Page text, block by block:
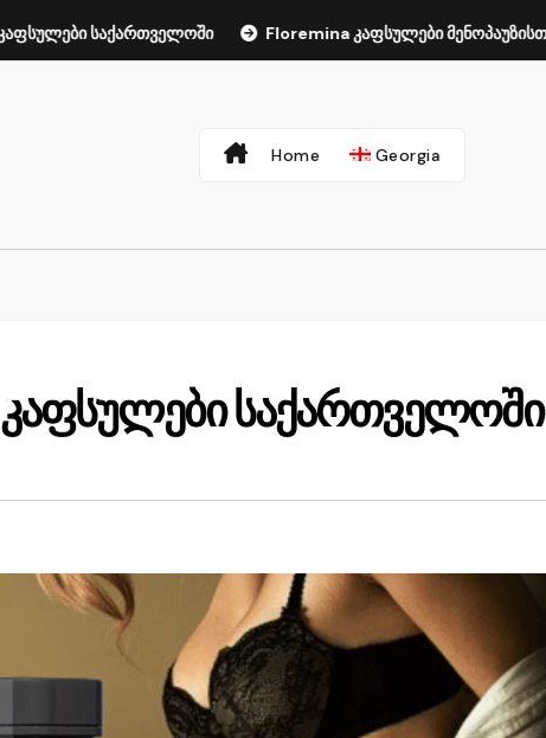
Floremina კაფსულები მენოპაუზისთვის
Home Georgia
საქართველოში